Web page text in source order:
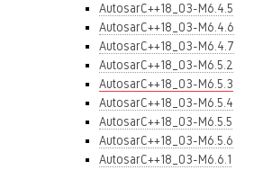
AutosarC++18_03-M6.4.5
AutosarC++18_03-M6.4.6
AutosarC++18_03-M6.4.7
AutosarC++18_03-M6.5.2
AutosarC++18_03-M6.5.3
AutosarC++18_03-M6.5.4
AutosarC++18_03-M6.5.5
AutosarC++18_03-M6.5.6
AutosarC++18_03-M6.6.1